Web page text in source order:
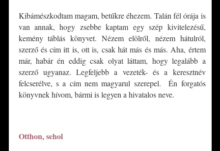
Kibámészkodtam magam, betűkre éhezem. Talán fél órája is
van annak, hogy zsebbe kaptam egy szép kivitelezésű,
kemény táblás könyvet. Nézem elölről, nézem hátulról,
szerző és cím itt is, ott is, csak hát más és más. Aha, értem
már, habár én eddig csak olyat láttam, hogy legalább a
szerző ugyanaz. Legfeljebb a vezeték- és a keresztnév
felcserélve, s a cím nem magyarul szerepel. Én forgatós
könyvnek hívom, bármi is legyen a hivatalos neve.
Otthon, sehol